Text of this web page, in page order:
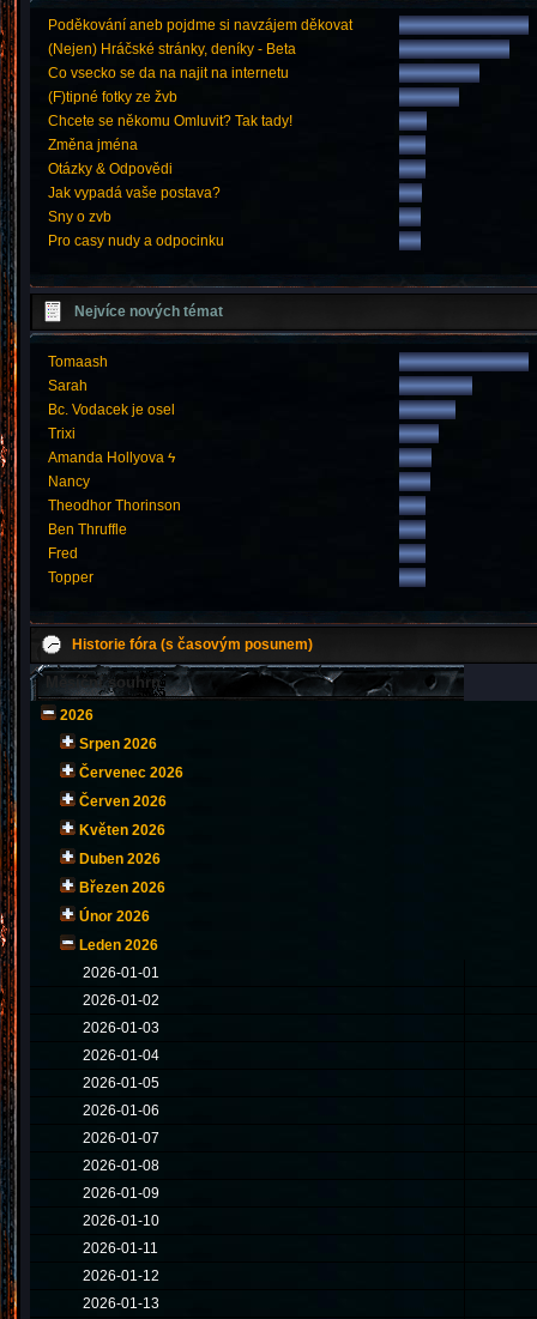
Poděkování aneb pojdme si navzájem děkovat
(Nejen) Hráčské stránky, deníky - Beta
Co vsecko se da na najit na internetu
(F)tipné fotky ze žvb
Chcete se někomu Omluvit? Tak tady!
Změna jména
Otázky & Odpovědi
Jak vypadá vaše postava?
Sny o zvb
Pro casy nudy a odpocinku
Nejvíce nových témat
Tomaash
Sarah
Bc. Vodacek je osel
Trixi
Amanda Hollyova ϟ
Nancy
Theodhor Thorinson
Ben Thruffle
Fred
Topper
Historie fóra (s časovým posunem)
Měsíční souhrn
2026
Srpen 2026
Červenec 2026
Červen 2026
Květen 2026
Duben 2026
Březen 2026
Únor 2026
Leden 2026
2026-01-01
2026-01-02
2026-01-03
2026-01-04
2026-01-05
2026-01-06
2026-01-07
2026-01-08
2026-01-09
2026-01-10
2026-01-11
2026-01-12
2026-01-13